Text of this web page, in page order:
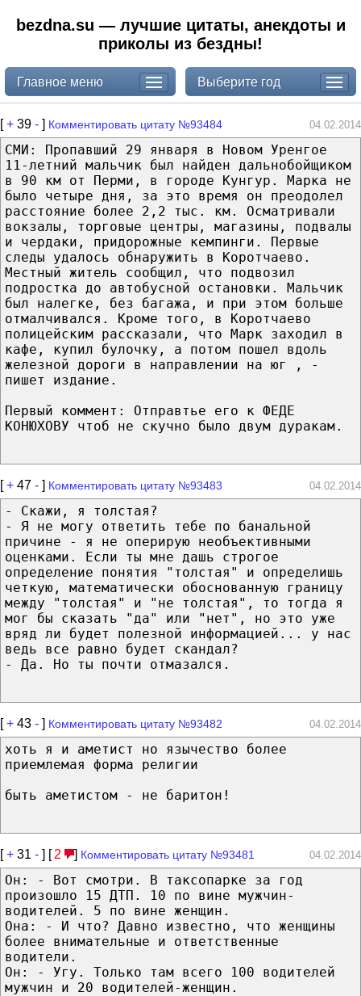
bezdna.su — лучшие цитаты, анекдоты и
приколы из бездны!
Главное меню Выберите год
[+ 39 - ] Комментировать цитату №93484 04.02.2014
СМИ: Пропавший 29 января в Новом Уренгое
11-летний мальчик был найден дальнобойщиком
в 90 км от Перми, в городе Кунгур. Марка не
было четыре дня, за это время он преодолел
расстояние более 2,2 тыс. км. Осматривали
вокзалы, торговые центры, магазины, подвалы
и чердаки, придорожные кемпинги. Первые
следы удалось обнаружить в Коротчаево.
Местный житель сообщил, что подвозил
подростка до автобусной остановки. Мальчик
был налегке, без багажа, и при этом больше
отмалчивался. Кроме того, в Коротчаево
полицейским рассказали, что Марк заходил в
кафе, купил булочку, а потом пошел вдоль
железной дороги в направлении на юг , -
пишет издание.
Первый коммент: Отправтье его к ФЕДЕ
КОНЮХОВУ чтоб не скучно было двум дуракам.
[+ 47 - ] Комментировать цитату №93483 04.02.2014
- Скажи, я толстая?
- Я не могу ответить тебе по банальной
причине - я не оперирую необъективными
оценками. Если ты мне дашь строгое
определение понятия "толстая" и определишь
четкую, математически обоснованную границу
между "толстая" и "не толстая", то тогда я
мог бы сказать "да" или "нет", но это уже
вряд ли будет полезной информацией... у нас
ведь все равно будет скандал?
- Да. Но ты почти отмазался.
[+ 43 - ] Комментировать цитату №93482 04.02.2014
хоть я и аметист но язычество более
приемлемая форма религии
быть аметистом - не баритон!
[+ 31 - ] [ 2 ] Комментировать цитату №93481 04.02.2014
Он: - Вот смотри. В таксопарке за год
произошло 15 ДТП. 10 по вине мужчин-
водителей. 5 по вине женщин.
Она: - И что? Давно известно, что женщины
более внимательные и ответственные
водители.
Он: - Угу. Только там всего 100 водителей
мужчин и 20 водителей-женщин.